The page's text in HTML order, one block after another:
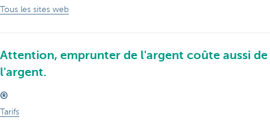
Tous les sites web
Attention, emprunter de l'argent coûte aussi de
l'argent.
®
Tarifs